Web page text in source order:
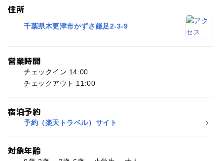
住所
千葉県木更津市かずさ鎌足2-3-9
営業時間
チェックイン 14:00
チェックアウト 11:00
宿泊予約
予約（楽天トラベル）サイト
対象年齢